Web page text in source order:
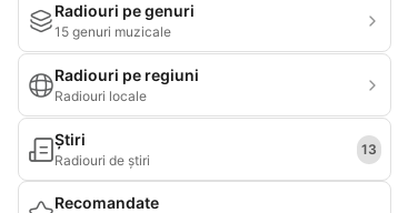
Radiouri pe genuri
15 genuri muzicale
Radiouri pe regiuni
Radiouri locale
Știri
Radiouri de știri
13
Recomandate